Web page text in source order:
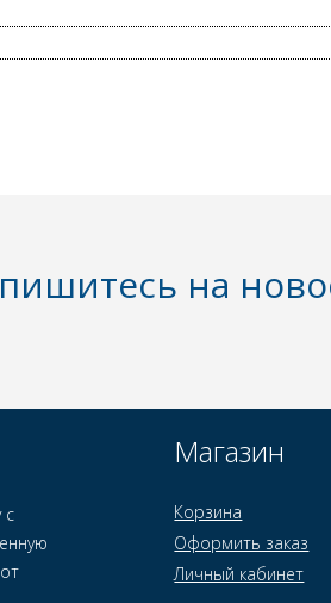
на
с
Магазин
Корзина
Оформить заказ
Личный кабинет